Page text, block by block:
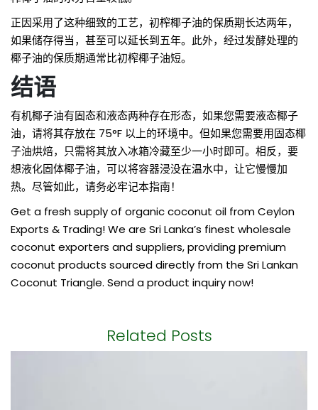
正因采用了这种细致的工艺，初榨椰子油的保质期长达两年，
如果储存得当，甚至可以延长到五年。此外，经过发酵处理的
椰子油的保质期通常比初榨椰子油短。
结语
有机椰子油有固态和液态两种存在形态，如果您需要液态椰子
油，请将其存放在 75°F 以上的环境中。但如果您需要用固态椰
子油烘焙，只需将其放入冰箱冷藏至少一小时即可。相反，要
想液化固体椰子油，可以将容器浸没在温水中，让它慢慢加
热。尽管如此，请务必牢记本指南！
Get a fresh supply of organic coconut oil from Ceylon
Exports & Trading! We are Sri Lanka’s finest wholesale
coconut exporters and suppliers, providing premium
coconut products sourced directly from the Sri Lankan
Coconut Triangle. Send a product inquiry now!
Related Posts